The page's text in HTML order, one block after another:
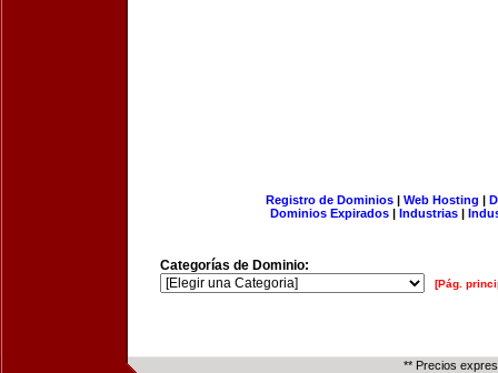
Registro de Dominios| Web Hosting |
Dominios Expirados | Industrias |
Categorías de Dominio:
[Pág.
** Precios